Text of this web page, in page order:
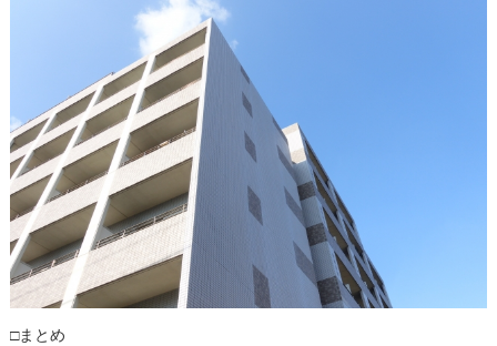
□まとめ